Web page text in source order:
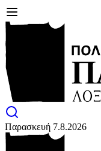
Παρασκευή 7.8.2026